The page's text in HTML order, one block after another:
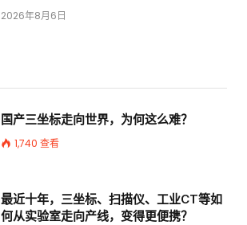
2026年8月6日
国产三坐标走向世界，为何这么难？
1,740 查看
最近十年，三坐标、扫描仪、工业CT等如
何从实验室走向产线，变得更便携？